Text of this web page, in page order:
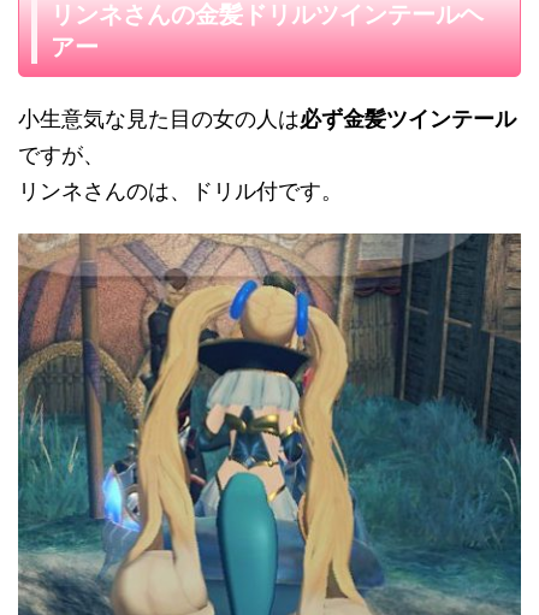
リンネさんの金髪ドリルツインテールヘ
アー
小生意気な見た目の女の人は必ず金髪ツインテール
ですが、
リンネさんのは、ドリル付です。